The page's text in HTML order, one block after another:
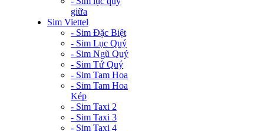
giữa
Sim Viettel
- Sim Đặc Biệt
- Sim Lục Quý
- Sim Ngũ Quý
- Sim Tứ Quý
- Sim Tam Hoa
- Sim Tam Hoa
Kép
- Sim Taxi 2
- Sim Taxi 3
- Sim Taxi 4